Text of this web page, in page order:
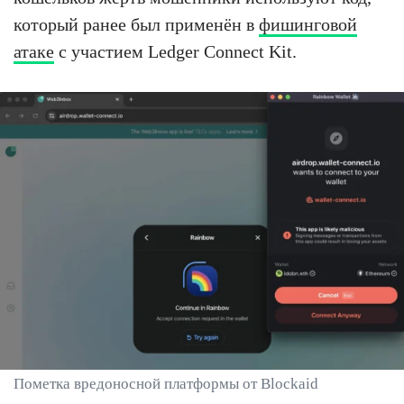
который ранее был применён в фишинговой
атаке с участием Ledger Connect Kit.
Пометка вредоносной платформы от Blockaid